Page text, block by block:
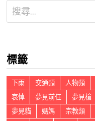
搜
尋
字:
標籤
下雨 交通類 人物類
哀悼
夢見前任 夢見槍
夢見貓
媽媽 宗教類